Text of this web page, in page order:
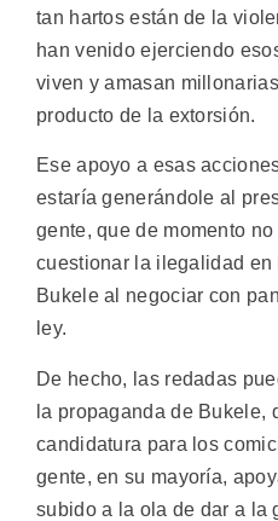
tan hartos están de la
han venido ejerciendo
viven y amasan
producto de la extorsión.
Ese apoyo a esas
estaría generándole al
gente, que de momento
cuestionar la ilegalidad
Bukele al negociar con
ley.
De hecho, las redadas
la propaganda de Bukele,
candidatura para los
gente, en su mayoría,
subido a la ola de dar a la